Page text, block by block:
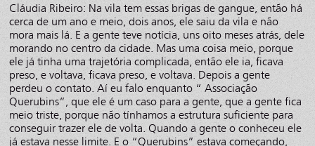
Cláudia Ribeiro: Na vila tem essas brigas de gangue, então há
cerca de um ano e meio, dois anos, ele saiu da vila e não
mora mais lá. E a gente teve notícia, uns oito meses atrás, dele
morando no centro da cidade. Mas uma coisa meio, porque
ele já tinha uma trajetória complicada, então ele ia, ficava
preso, e voltava, ficava preso, e voltava. Depois a gente
perdeu o contato. Aí eu falo enquanto “ Associação
Querubins”, que ele é um caso para a gente, que a gente fica
meio triste, porque não tínhamos a estrutura suficiente para
conseguir trazer ele de volta. Quando a gente o conheceu ele
já estava nesse limite. E o “Querubins” estava começando,